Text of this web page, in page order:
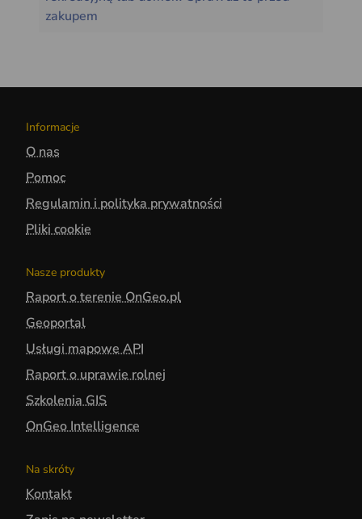
zakupem
Informacje
O nas
Pomoc
Regulamin i polityka prywatności
Pliki cookie
Nasze produkty
Raport o terenie OnGeo.pl
Geoportal
Usługi mapowe API
Raport o uprawie rolnej
Szkolenia GIS
OnGeo Intelligence
Na skróty
Kontakt